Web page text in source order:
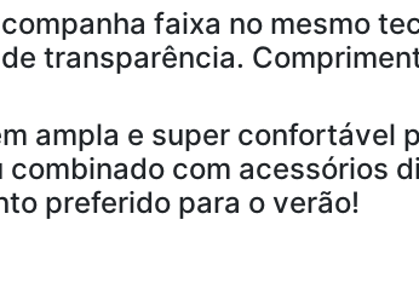
faixa no mesmo
transparência.
ampla e super confortável
com acessórios
preferido para o verão!